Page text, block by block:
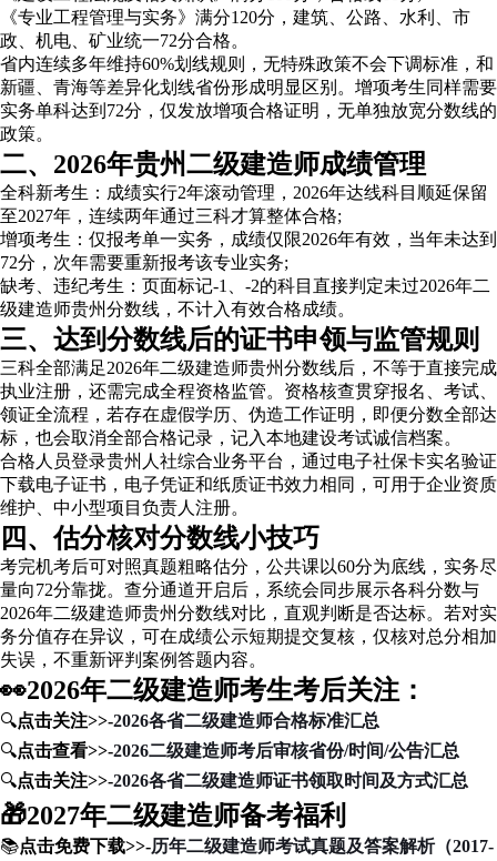
《专业工程管理与实务》满分120分，建筑、公路、水利、市
政、机电、矿业统一72分合格。
省内连续多年维持60%划线规则，无特殊政策不会下调标准，和
新疆、青海等差异化划线省份形成明显区别。增项考生同样需要
实务单科达到72分，仅发放增项合格证明，无单独放宽分数线的
政策。
二、2026年贵州二级建造师成绩管理
全科新考生：成绩实行2年滚动管理，2026年达线科目顺延保留
至2027年，连续两年通过三科才算整体合格;
增项考生：仅报考单一实务，成绩仅限2026年有效，当年未达到
72分，次年需要重新报考该专业实务;
缺考、违纪考生：页面标记-1、-2的科目直接判定未过2026年二
级建造师贵州分数线，不计入有效合格成绩。
三、达到分数线后的证书申领与监管规则
三科全部满足2026年二级建造师贵州分数线后，不等于直接完成
执业注册，还需完成全程资格监管。资格核查贯穿报名、考试、
领证全流程，若存在虚假学历、伪造工作证明，即便分数全部达
标，也会取消全部合格记录，记入本地建设考试诚信档案。
合格人员登录贵州人社综合业务平台，通过电子社保卡实名验证
下载电子证书，电子凭证和纸质证书效力相同，可用于企业资质
维护、中小型项目负责人注册。
四、估分核对分数线小技巧
考完机考后可对照真题粗略估分，公共课以60分为底线，实务尽
量向72分靠拢。查分通道开启后，系统会同步展示各科分数与
2026年二级建造师贵州分数线对比，直观判断是否达标。若对实
务分值存在异议，可在成绩公示短期提交复核，仅核对总分相加
失误，不重新评判案例答题内容。
👀2026年二级建造师考生考后关注：
🔍点击关注>>-2026各省二级建造师合格标准汇总
🔍点击查看>>-2026二级建造师考后审核省份/时间/公告汇总
🔍点击关注>>-2026各省二级建造师证书领取时间及方式汇总
🎁2027年二级建造师备考福利
📚点击免费下载>>-历年二级建造师考试真题及答案解析（2017-